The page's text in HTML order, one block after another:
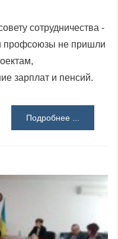
сотрудничества -
профсоюзы не пришли
зарплат и пенсий.
Подробнее ...